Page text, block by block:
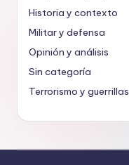
Historia y contexto
Militar y defensa
Opinión y análisis
Sin categoría
Terrorismo y guerrillas